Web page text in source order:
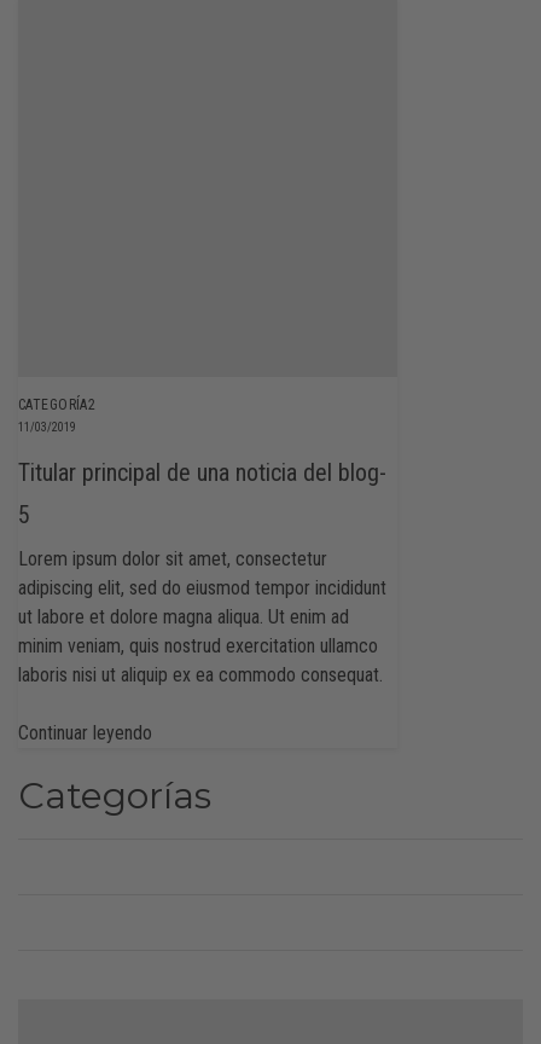
CATEGORÍA2
11/03/2019
Titular principal de una noticia del blog-
5
Lorem ipsum dolor sit amet, consectetur
adipiscing elit, sed do eiusmod tempor incididunt
ut labore et dolore magna aliqua. Ut enim ad
minim veniam, quis nostrud exercitation ullamco
laboris nisi ut aliquip ex ea commodo consequat.
Continuar leyendo
Categorías